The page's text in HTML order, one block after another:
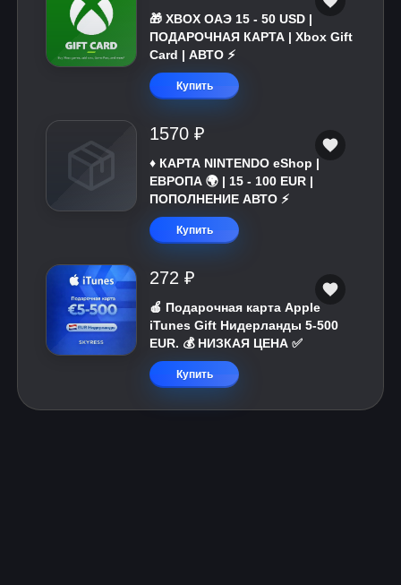
🎁 XBOX ОАЭ 15 - 50 USD |
ПОДАРОЧНАЯ КАРТА | Xbox Gift
Card | АВТО ⚡
Купить
1570 ₽
♦️ КАРТА NINTENDO eShop |
ЕВРОПА 🌍 | 15 - 100 EUR |
ПОПОЛНЕНИЕ АВТО ⚡
Купить
272 ₽
🍎 Подарочная карта Apple
iTunes Gift Нидерланды 5-500
EUR. 💰 НИЗКАЯ ЦЕНА ✅
Купить